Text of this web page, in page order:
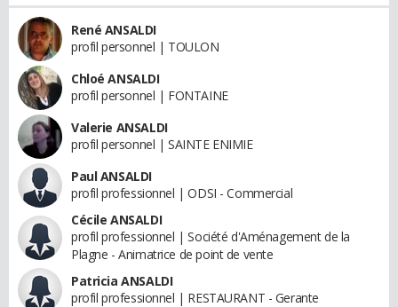
René ANSALDI
profil personnel | TOULON
Chloé ANSALDI
profil personnel | FONTAINE
Valerie ANSALDI
profil personnel | SAINTE ENIMIE
Paul ANSALDI
profil professionnel | ODSI - Commercial
Cécile ANSALDI
profil professionnel | Société d'Aménagement de la
Plagne - Animatrice de point de vente
Patricia ANSALDI
profil professionnel | RESTAURANT - Gerante